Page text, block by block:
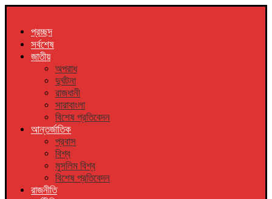
প্রচ্ছদ
সর্বশেষ
জাতীয়
অপরাধ
দুর্ঘটনা
রাজধানী
সারাবাংলা
বিশেষ প্রতিবেদন
আন্তর্জাতিক
প্রবাস
বিশ্ব
মুসলিম বিশ্ব
বিশেষ প্রতিবেদন
রাজনীতি